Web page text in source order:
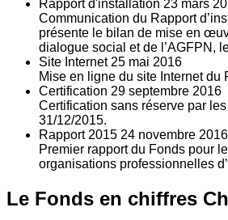
Rapport d'installation 23 mars
Communication du Rapport
présente le bilan de mise en
dialogue social et de l’AGFPN,
Site Internet 25 mai 2016
Mise en ligne du site Internet du
Certification 29 septembre 2016
Certification sans réserve par
31/12/2015.
Rapport 2015 24 novembre 2016
Premier rapport du Fonds pour
organisations professionnelles
Le Fonds en chiffres